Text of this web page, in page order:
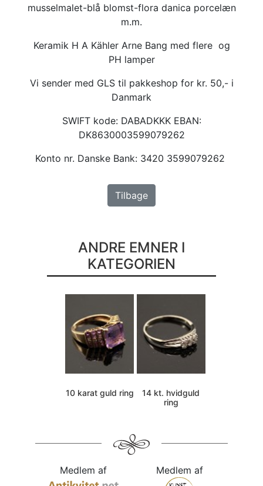
musselmalet-blå blomst-flora danica porcelæn
m.m.
Keramik H A Kähler Arne Bang med flere og
PH lamper
Vi sender med GLS til pakkeshop for kr. 50,- i
Danmark
SWIFT kode: DABADKKK EBAN:
DK8630003599079262
Konto nr. Danske Bank: 3420 3599079262
Tilbage
ANDRE EMNER I
KATEGORIEN
10 karat guld ring
14 kt. hvidguld
ring
Medlem af Medlem af